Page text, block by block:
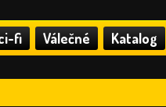
fi Válečné Katalog